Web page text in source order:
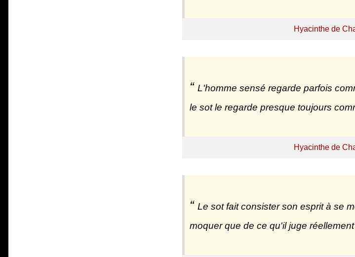
Hyacinthe de
L'homme sensé regarde parfois
le sot le regarde presque toujours
Hyacinthe de
Le sot fait consister son esprit à se
moquer que de ce qu'il juge